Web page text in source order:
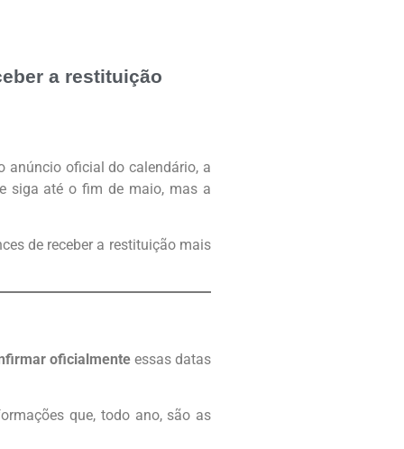
a restituição
anúncio oficial do calendário, a
siga até o fim de maio, mas a
de receber a restituição mais
oficialmente essas datas
que, todo ano, são as